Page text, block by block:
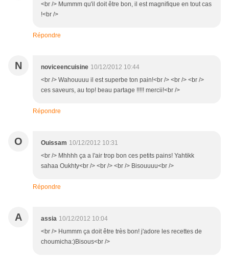
<br /> Mummm qu'il doit être bon, il est magnifique en tout cas
!<br />
Répondre
N noviceencuisine 10/12/2012 10:44
<br /> Wahouuuu il est superbe ton pain!<br /> <br /> <br />
ces saveurs, au top! beau partage !!!!! mercii!<br />
Répondre
O Ouissam 10/12/2012 10:31
<br /> Mhhhh ça a l'air trop bon ces petits pains! Yahtikk
sahaa Oukhty<br /> <br /> <br /> Bisouuuu<br />
Répondre
A assia 10/12/2012 10:04
<br /> Hummm ça doit être très bon! j'adore les recettes de
choumicha:)Bisous<br />